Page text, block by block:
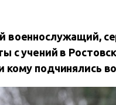
военнослужащий,
с учений в
кому подчинялись